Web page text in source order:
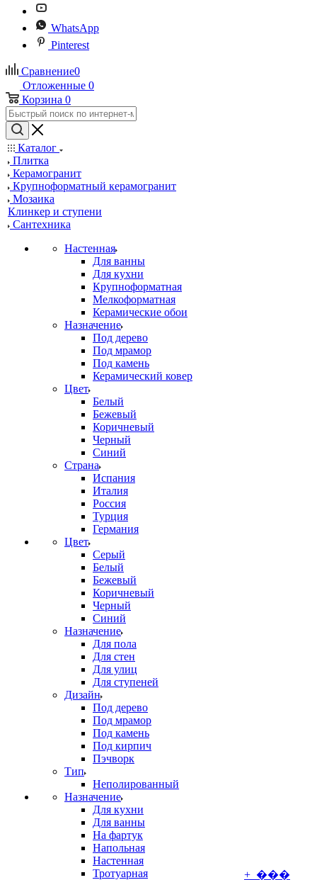
WhatsApp
Pinterest
Сравнение0
Отложенные 0
Корзина 0
Каталог
Плитка
Керамогранит
Крупноформатный керамогранит
Мозаика
Клинкер и ступени
Сантехника
Настенная
Для ванны
Для кухни
Крупноформатная
Мелкоформатная
Керамические обои
Назначение
Под дерево
Под мрамор
Под камень
Керамический ковер
Цвет
Белый
Бежевый
Коричневый
Черный
Синий
Страна
Испания
Италия
Россия
Турция
Германия
Цвет
Серый
Белый
Бежевый
Коричневый
Черный
Синий
Назначение
Для пола
Для стен
Для улиц
Для ступеней
Дизайн
Под дерево
Под мрамор
Под камень
Под кирпич
Пэчворк
Тип
Неполированный
Назначение
Для кухни
Для ванны
На фартук
Напольная
Настенная
Тротуарная
+ ���